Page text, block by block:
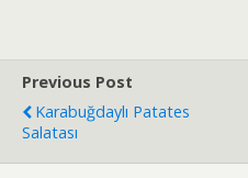
Previous Post
Karabuğdaylı Patates
Salatası